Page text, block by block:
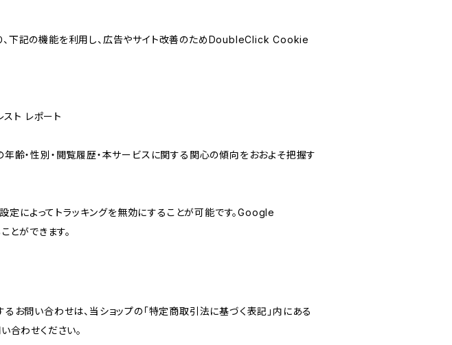
、下記の機能を利用し、広告やサイト改善のためDoubleClick Cookie
ト レポート
・性別・閲覧履歴・本サービスに関する関心の傾向をおおよそ把握す
によってトラッキングを無効にすることが可能です。Google
とができます。
お問い合わせは、当ショップの「特定商取引法に基づく表記」内にある
合わせください。